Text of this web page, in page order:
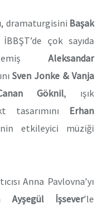
dramaturgisini Başak
İBBŞT’de çok sayıda
Aleksandar
Sven Jonke & Vanja
Göknil, ışık
tasarımını Erhan
etkileyici müziği
Anna Pavlovna’yı
Ayşegül İşsever’le